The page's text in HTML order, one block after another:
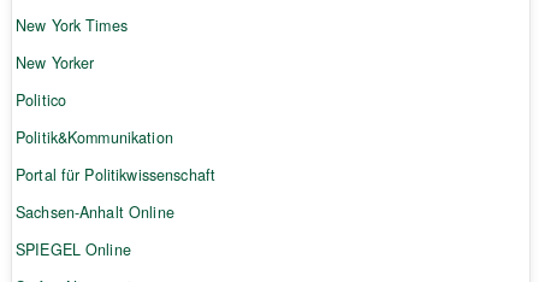
New York Times
New Yorker
Politico
Politik&Kommunikation
Portal für Politikwissenschaft
Sachsen-Anhalt Online
SPIEGEL Online